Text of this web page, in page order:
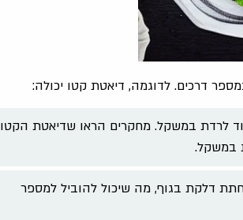
דרכים. לדוגמה, דיאטת קטו יכולה:
לרדת במשקל. מחקרים הראו שדיאטת הקטו
במשקל.
דלקת בגוף, מה שיכול להוביל למספר